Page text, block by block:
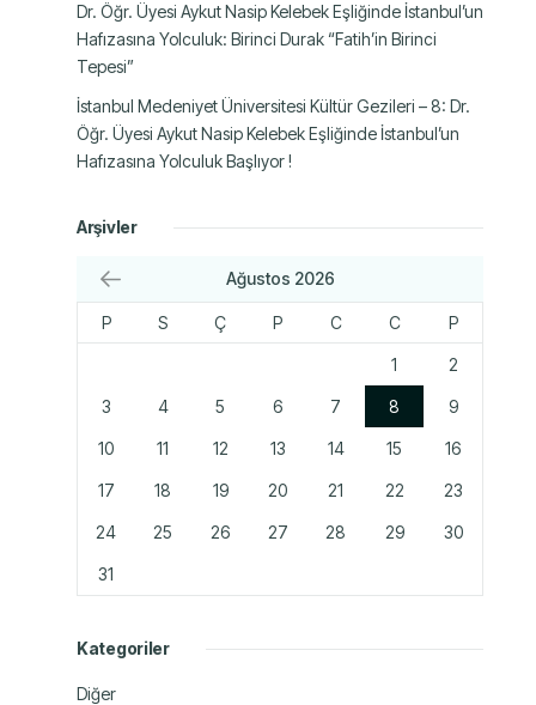
Dr. Öğr. Üyesi Aykut Nasip Kelebek Eşliğinde İstanbul’un
Hafızasına Yolculuk: Birinci Durak “Fatih’in Birinci
Tepesi”
İstanbul Medeniyet Üniversitesi Kültür Gezileri – 8: Dr.
Öğr. Üyesi Aykut Nasip Kelebek Eşliğinde İstanbul’un
Hafızasına Yolculuk Başlıyor !
Arşivler
Ağustos 2026
P S Ç P C C P
1 2
3 4 5 6 7 8 9
10 11 12 13 14 15 16
17 18 19 20 21 22 23
24 25 26 27 28 29 30
31
Kategoriler
Diğer